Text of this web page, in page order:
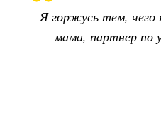
Я горжусь тем, чего
мама, партнер по